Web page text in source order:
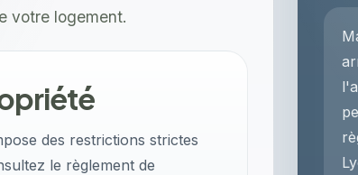
votre logement.
des restrictions strictes
le règlement de